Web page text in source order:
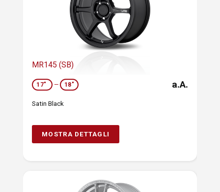
MR145 (SB)
17" — 18" a.A.
Satin Black
MOSTRA DETTAGLI